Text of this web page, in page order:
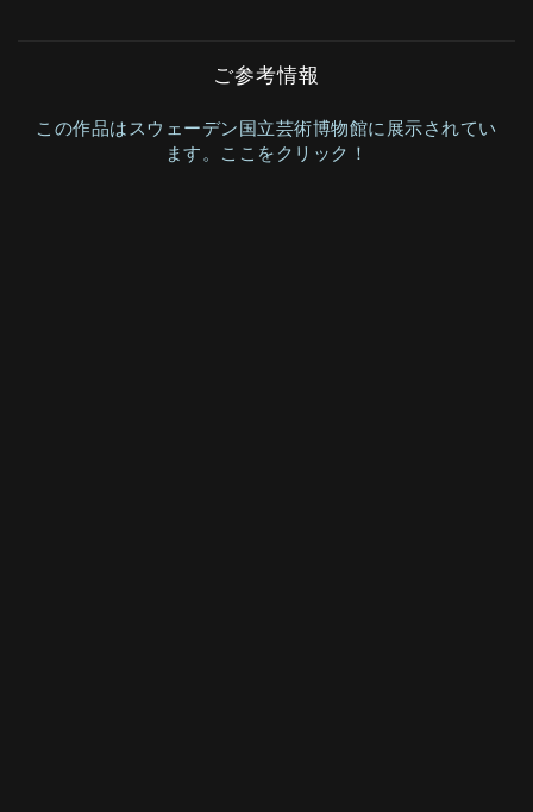
ご参考情報
この作品はスウェーデン国立芸術博物館に展示されてい
ます。ここをクリック！